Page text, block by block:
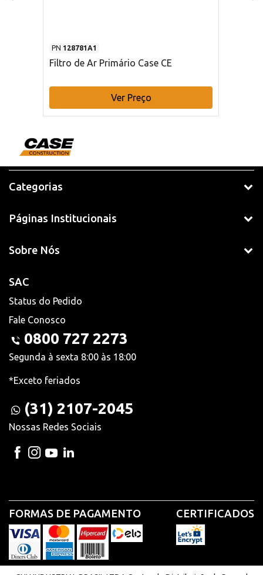
PN 128781A1
Filtro de Ar Primário Case CE
Ver Preço
Categorias
Páginas Institucionais
Sobre Nós
SAC
Status do Pedido
Fale Conosco
0800 727 2273
Segunda à sexta 8:00 às 18:00
*Exceto feriados
(31) 2107-2045
Nossas Redes Sociais
FORMAS DE PAGAMENTO CERTIFICADOS